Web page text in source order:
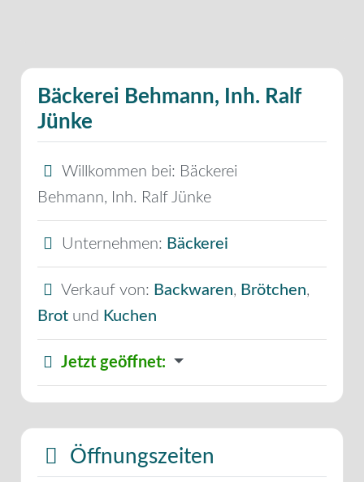
Bäckerei Behmann, Inh. Ralf
Jünke
Willkommen bei: Bäckerei
Behmann, Inh. Ralf Jünke
Unternehmen: Bäckerei
Verkauf von: Backwaren, Brötchen,
Brot und Kuchen
Jetzt geöffnet:
Öffnungszeiten